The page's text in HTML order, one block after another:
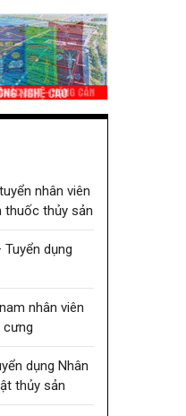
nhân viên
thuốc thủy sản
Tuyển dụng
nhân viên
cưng
dụng Nhân
thủy sản